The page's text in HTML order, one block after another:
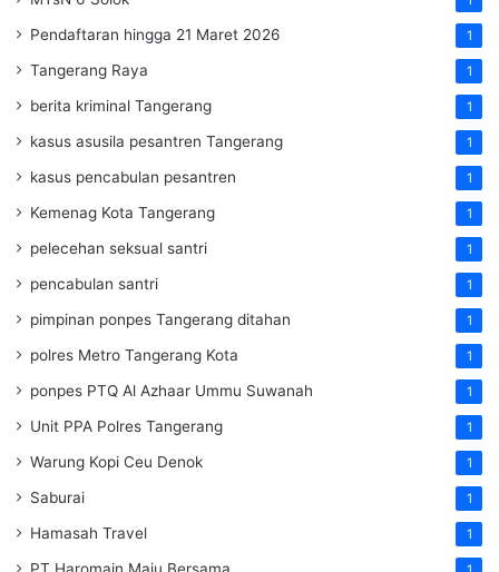
Pendaftaran hingga 21 Maret 2026 1
Tangerang Raya 1
berita kriminal Tangerang 1
kasus asusila pesantren Tangerang 1
kasus pencabulan pesantren 1
Kemenag Kota Tangerang 1
pelecehan seksual santri 1
pencabulan santri 1
pimpinan ponpes Tangerang ditahan 1
polres Metro Tangerang Kota 1
ponpes PTQ Al Azhaar Ummu Suwanah 1
Unit PPA Polres Tangerang 1
Warung Kopi Ceu Denok 1
Saburai 1
Hamasah Travel 1
PT Haromain Maju Bersama